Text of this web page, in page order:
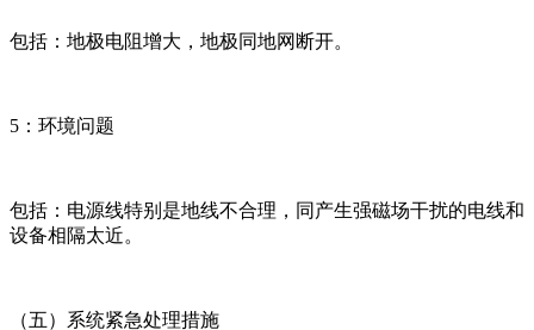
包括：地极电阻增大，地极同地网断开。
5：环境问题
包括：电源线特别是地线不合理，同产生强磁场干扰的电线和
设备相隔太近。
（五）系统紧急处理措施